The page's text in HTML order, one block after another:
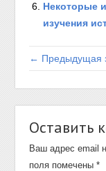
Некоторые
изучения
← Предыдущая
Оставить
Ваш адрес email
поля помечены*